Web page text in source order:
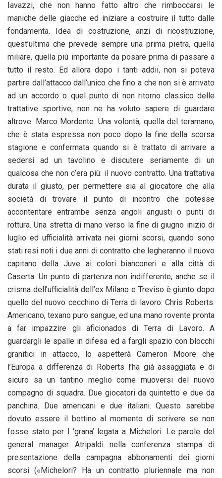
Iavazzi, che non hanno fatto altro che rimboccarsi le
maniche delle giacche ed iniziare a costruire il tutto dalle
fondamenta. Idea di costruzione, anzi di ricostruzione,
quest’ultima che prevede sempre una prima pietra, quella
miliare, quella più importante da posare prima di passare a
tutto il resto. Ed allora dopo i tanti addii, non si poteva
partire dall’attacco dall’unico che fino a che non si è arrivato
ad un accordo o quel punto di non ritorno classico delle
trattative sportive, non ne ha voluto sapere di guardare
altrove: Marco Mordente. Una volontà, quella del teramano,
che è stata espressa non poco dopo la fine della scorsa
stagione e confermata quando si è trattato di arrivare a
sedersi ad un tavolino e discutere seriamente di un
qualcosa che non c’era più: il nuovo contratto. Una trattativa
durata il giusto, per permettere sia al giocatore che alla
società di trovare il punto di incontro che potesse
accontentare entrambe senza angoli angusti o punti di
rottura. Una stretta di mano verso la fine di giugno inizio di
luglio ed ufficialità arrivata nei giorni scorsi, quando sono
stati resi noti i due anni di contratto che legheranno il nuovo
capitano della Juve ai colori bianconeri e alla città di
Caserta. Un punto di partenza non indifferente, anche se il
crisma dell’ufficialità dell’ex Milano e Treviso è giunto dopo
quello del nuovo cecchino di Terra di lavoro: Chris Roberts.
Americano, texano puro sangue, ed una mano rovente pronta
a far impazzire gli aficionados di Terra di Lavoro. A
guardargli le spalle in difesa ed a fargli spazio con blocchi
granitici in attacco, lo aspetterà Cameron Moore che
l’Europa a differenza di Roberts l’ha già assaggiata e di
sicuro sa un tantino meglio come muoversi del nuovo
compagno di squadra. Due giocatori da quintetto e due da
panchina. Due americani e due italiani. Questo sarebbe
dovuto essere il bottino al momento di scrivere se non
fosse stato per l ‘grana’ legata a Michelori. Le parole del
general manager Atripaldi nella conferenza stampa di
presentazione della campagna abbonamenti dei giorni
scorsi («Michelori? Ha un contratto pluriennale ma non